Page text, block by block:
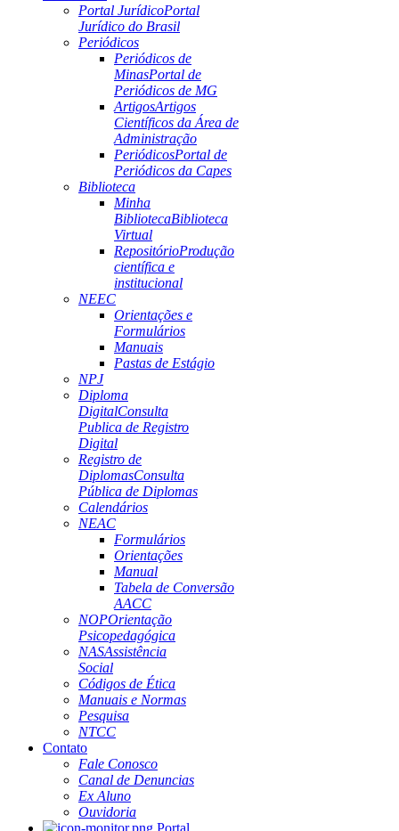
Portal JurídicoPortal
Jurídico do Brasil
Periódicos
Periódicos de
MinasPortal de
Periódicos de MG
ArtigosArtigos
Científicos da Área de
Administração
PeriódicosPortal de
Periódicos da Capes
Biblioteca
Minha
BibliotecaBiblioteca
Virtual
RepositórioProdução
científica e
institucional
NEEC
Orientações e
Formulários
Manuais
Pastas de Estágio
NPJ
Diploma
DigitalConsulta
Publica de Registro
Digital
Registro de
DiplomasConsulta
Pública de Diplomas
Calendários
NEAC
Formulários
Orientações
Manual
Tabela de Conversão
AACC
NOPOrientação
Psicopedagógica
NASAssistência
Social
Códigos de Ética
Manuais e Normas
Pesquisa
NTCC
Contato
Fale Conosco
Canal de Denuncias
Ex Aluno
Ouvidoria
Portal